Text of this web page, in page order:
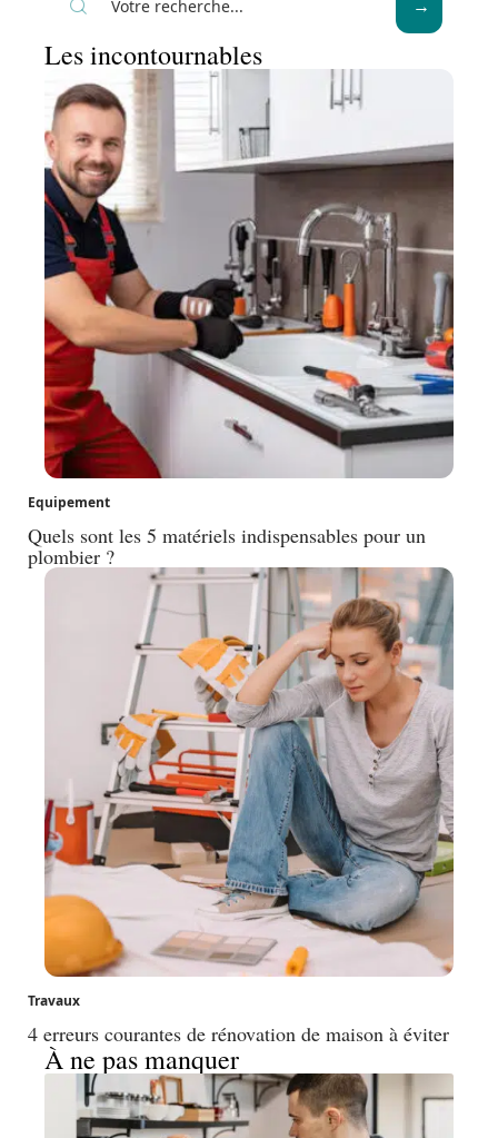
Les incontournables
Equipement
Quels sont les 5 matériels indispensables pour un
plombier ?
Travaux
4 erreurs courantes de rénovation de maison à éviter
À ne pas manquer